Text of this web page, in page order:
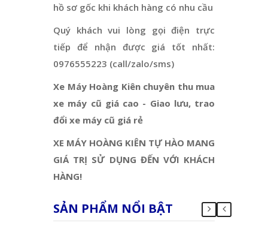
hồ sơ gốc khi khách hàng có nhu cầu
Quý khách vui lòng gọi điện trực
tiếp để nhận được giá tốt nhất:
0976555223 (call/zalo/sms)
Xe Máy Hoàng Kiên chuyên thu mua
xe máy cũ giá cao - Giao lưu, trao
đổi xe máy cũ giá rẻ
XE MÁY HOÀNG KIÊN TỰ HÀO MANG
GIÁ TRỊ SỬ DỤNG ĐẾN VỚI KHÁCH
HÀNG!
SẢN PHẨM NỔI BẬT